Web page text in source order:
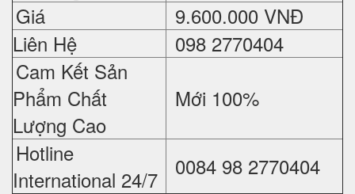
Giá
9.600.000 VNĐ
Liên Hệ
098 2770404
Cam Kết Sản
Phẩm Chất
Lượng Cao
Mới 100%
Hotline
International 24/7
0084 98 2770404